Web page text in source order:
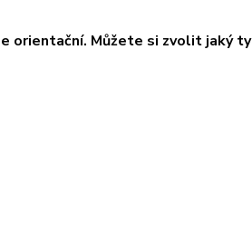
orientační. Můžete si zvolit jaký